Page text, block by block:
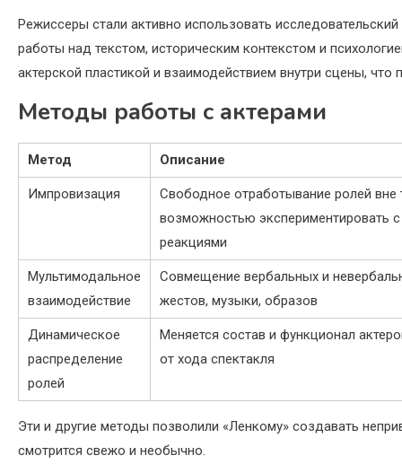
Режиссеры стали активно использовать
работы над текстом, историческим контекстом и
актерской пластикой и взаимодействием внутри сцены,
Методы работы с актерами
Метод Описание
Импровизация
Свободное отработывание ролей вне
возможностью экспериментировать
реакциями
Мультимодальное
взаимодействие
Совмещение вербальных и
жестов, музыки, образов
Динамическое
распределение
ролей
Меняется состав и функционал
от хода спектакля
Эти и другие методы позволили «Ленкому» создавать
смотрится свежо и необычно.